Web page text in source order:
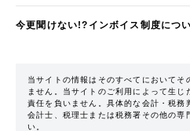
今更聞けない!?インボイス制度につ
当サイトの情報はそのすべてにおいてそ
ません。当サイトのご利用によって生じ
責任を負いません。具体的な会計・税務
会計士、税理士または税務署その他の専
い。